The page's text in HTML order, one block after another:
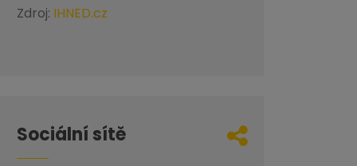
Zdroj: IHNED.cz
Sociální sítě